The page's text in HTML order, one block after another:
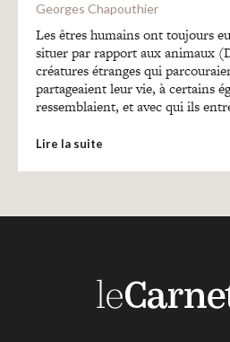
Mon panier
Mon compte
Georges Chapouthier
Les êtres humains ont toujours
situer par rapport aux animaux
créatures étranges qui
partageaient leur vie, à certains
ressemblaient, et avec qui ils
Lire la suite